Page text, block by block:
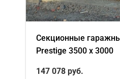
Секционные
Prestige 3500 х 3000
147 078 руб.